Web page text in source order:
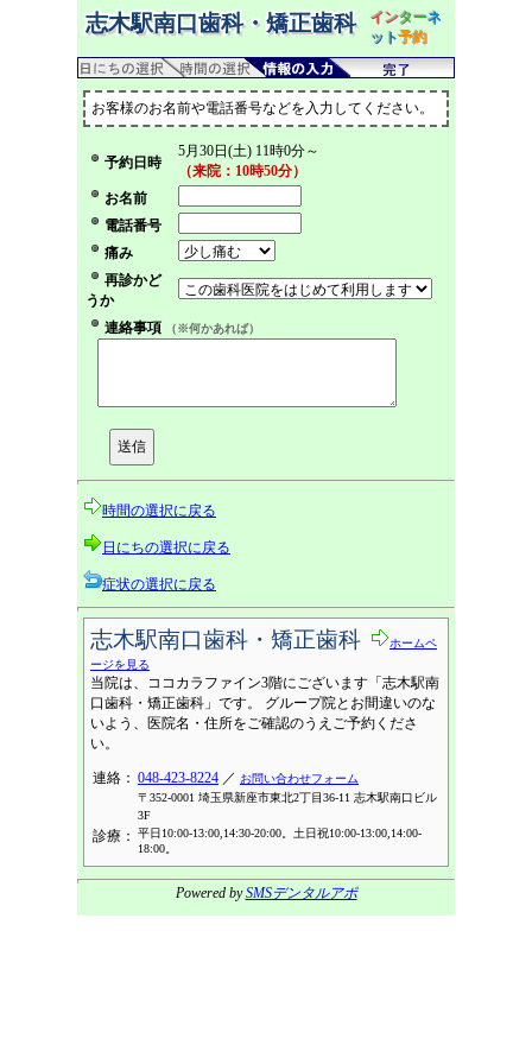
志木駅南口歯科・矯正歯科 インターネ
ット予約
お客様のお名前や電話番号などを入力してください。
予約日時
5月30日(土) 11時0分～
（来院：10時50分）
お名前
電話番号
痛み
再診かど
うか
連絡事項
（※何かあれば）
時間の選択に戻る
日にちの選択に戻る
症状の選択に戻る
志木駅南口歯科・矯正歯科
ホームペ
ージを見る
当院は、ココカラファイン3階にございます「志木駅南
口歯科・矯正歯科」です。 グループ院とお間違いのな
いよう、医院名・住所をご確認のうえご予約くださ
い。
連絡： 048-423-8224 ／ お問い合わせフォーム
〒352-0001 埼玉県新座市東北2丁目36-11 志木駅南口ビル
3F
診療：
平日10:00-13:00,14:30-20:00。土日祝10:00-13:00,14:00-
18:00。
Powered bySMSデンタルアポ